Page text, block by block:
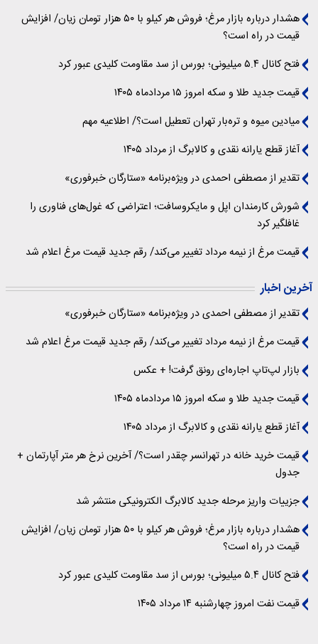
هشدار درباره بازار مرغ؛ فروش هر کیلو با ۵۰ هزار تومان زیان/ افزایش
قیمت در راه است؟
فتح کانال ۵.۴ میلیونی؛ بورس از سد مقاومت کلیدی عبور کرد
قیمت جدید طلا و سکه امروز ۱۵ مردادماه ۱۴۰۵
میادین میوه و تره‌بار تهران تعطیل است؟/ اطلاعیه مهم
آغاز قطع یارانه نقدی و کالابرگ از مرداد ۱۴۰۵
تقدیر از مصطفی احمدی در ویژه‌برنامه «ستارگان خبرفوری»
شورش کارمندان اپل و مایکروسافت؛ اعتراضی که غول‌های فناوری را
غافلگیر کرد
قیمت مرغ از نیمه مرداد تغییر می‌کند/ رقم جدید قیمت مرغ اعلام شد
آخرین اخبار
تقدیر از مصطفی احمدی در ویژه‌برنامه «ستارگان خبرفوری»
قیمت مرغ از نیمه مرداد تغییر می‌کند/ رقم جدید قیمت مرغ اعلام شد
بازار لپ‌تاپ اجاره‌ای رونق گرفت! + عکس
قیمت جدید طلا و سکه امروز ۱۵ مردادماه ۱۴۰۵
آغاز قطع یارانه نقدی و کالابرگ از مرداد ۱۴۰۵
قیمت خرید خانه در تهرانسر چقدر است؟/ آخرین نرخ هر متر آپارتمان +
جدول
جزییات واریز مرحله جدید کالابرگ الکترونیکی منتشر شد
هشدار درباره بازار مرغ؛ فروش هر کیلو با ۵۰ هزار تومان زیان/ افزایش
قیمت در راه است؟
فتح کانال ۵.۴ میلیونی؛ بورس از سد مقاومت کلیدی عبور کرد
قیمت نفت امروز چهارشنبه ۱۴ مرداد ۱۴۰۵